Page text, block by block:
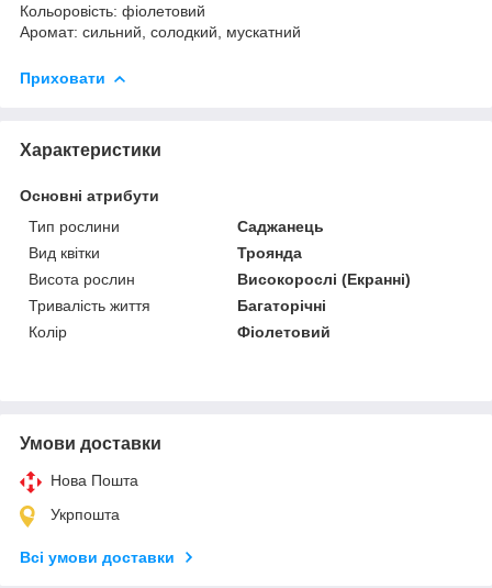
Кольоровість: фіолетовий
Аромат: сильний, солодкий, мускатний
Приховати
Характеристики
Основні атрибути
Тип рослини
Саджанець
Вид квітки
Троянда
Висота рослин
Високорослі (Екранні)
Тривалість життя
Багаторічні
Колір
Фіолетовий
Умови доставки
Нова Пошта
Укрпошта
Всі умови доставки